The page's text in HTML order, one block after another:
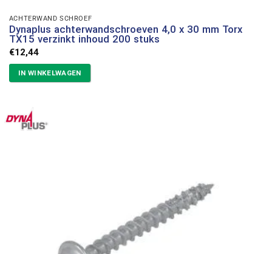
ACHTERWAND SCHROEF
Dynaplus achterwandschroeven 4,0 x 30 mm Torx
TX15 verzinkt inhoud 200 stuks
€12,44
IN WINKELWAGEN